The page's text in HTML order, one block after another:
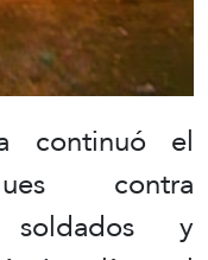
continuó el
contra
soldados y